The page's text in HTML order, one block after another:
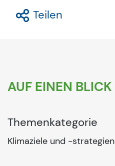
Teilen
AUF EINEN BLICK
Themenkategorie
Klimaziele und -strategien